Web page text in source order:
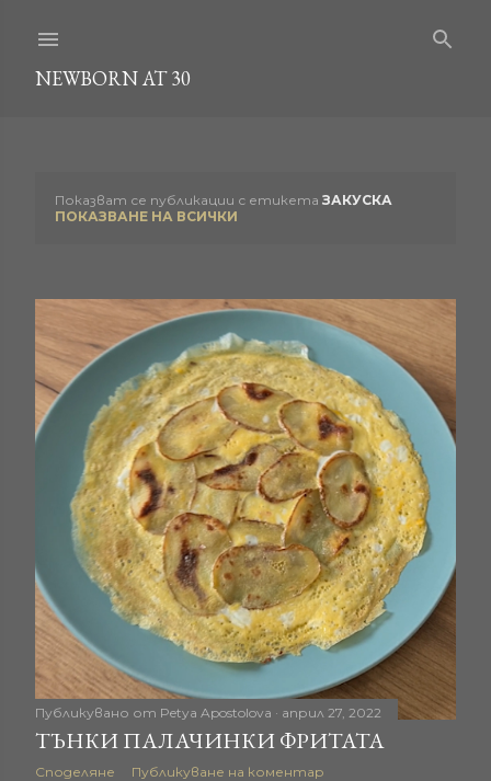
NEWBORN AT 30
П
б
л
и
к
и
и
Показват се публикации с етикета ЗАКУСКА
ПОКАЗВАНЕ НА ВСИЧКИ
Публикувано от Petya Apostolova април 27, 2022
ТЪНКИ ПАЛАЧИНКИ ФРИТАТА
Споделяне Публикуване на коментар